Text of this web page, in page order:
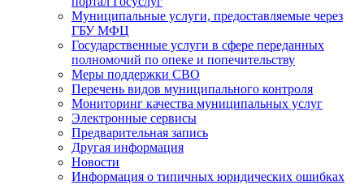
Муниципальные услуги, предоставляемые через
ГБУ МФЦ
Государственные услуги в сфере переданных
полномочий по опеке и попечительству
Меры поддержки СВО
Перечень видов муниципального контроля
Мониторинг качества муниципальных услуг
Электронные сервисы
Предварительная запись
Другая информация
Новости
Информация о типичных юридических ошибках